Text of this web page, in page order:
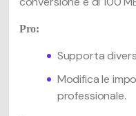
Pro:
Supporta
Modifica le
professionale.